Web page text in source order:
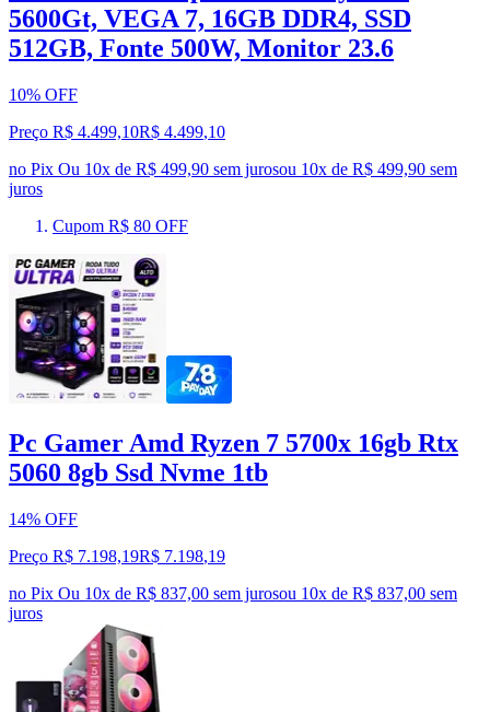
5600Gt, VEGA 7, 16GB DDR4, SSD
512GB, Fonte 500W, Monitor 23.6
10% OFF
Preço R$ 4.499,10R$ 4.499,10
no Pix Ou 10x de R$ 499,90 sem jurosou 10x de R$ 499,90 sem
juros
Cupom R$ 80 OFF
Pc Gamer Amd Ryzen 7 5700x 16gb Rtx
5060 8gb Ssd Nvme 1tb
14% OFF
Preço R$ 7.198,19R$ 7.198,19
no Pix Ou 10x de R$ 837,00 sem jurosou 10x de R$ 837,00 sem
juros